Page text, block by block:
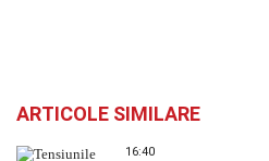
ARTICOLE SIMILARE
16:40